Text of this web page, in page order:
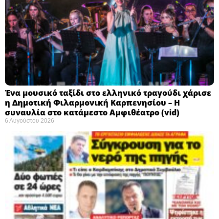
Ένα μουσικό ταξίδι στο ελληνικό τραγούδι χάρισε
η Δημοτική Φιλαρμονική Καρπενησίου – Η
συναυλία στο κατάμεστο Αμφιθέατρο (vid)
6 Αυγούστου 2026